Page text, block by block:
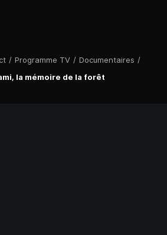
/ Programme TV / Documentaires /
la mémoire de la forêt